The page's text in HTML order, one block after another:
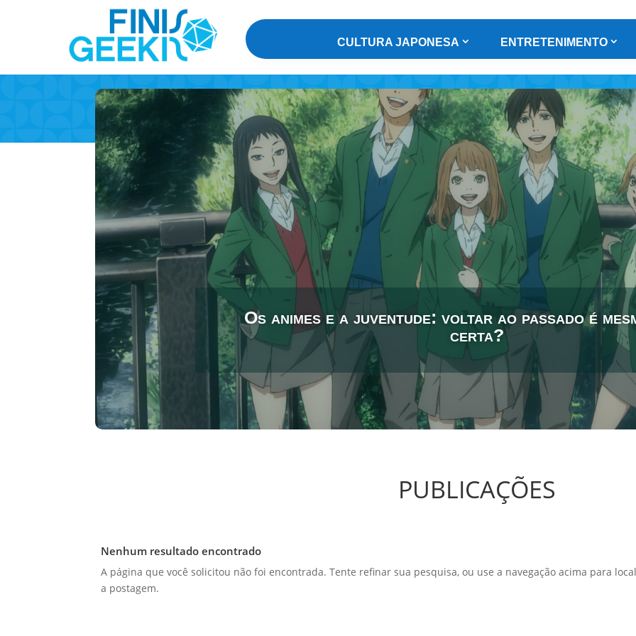
CULTURA JAPONESA ENTRETENIMENTO
Os animes e a juventude: voltar ao passado é
certa?
PUBLICAÇÕES
Nenhum resultado encontrado
A página que você solicitou não foi encontrada. Tente refinar sua pesquisa, ou use a navegação acima para
a postagem.